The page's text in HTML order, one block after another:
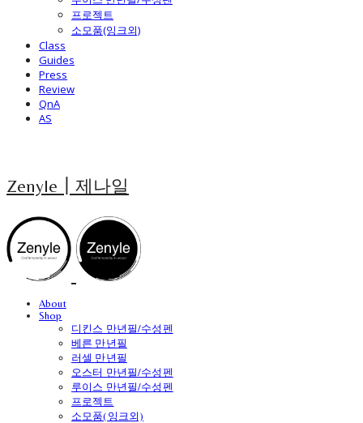
프로젝트
소모품(잉크외)
Class
Guides
Press
Review
QnA
AS
Zenyle┃제나일
About
Shop
디킨스 만년필/수성펜
베른 만년필
러셀 만년필
오스터 만년필/수성펜
루이스 만년필/수성펜
프로젝트
소모품(잉크외)